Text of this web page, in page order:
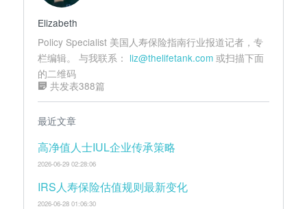
Elizabeth
Policy Specialist 美国人寿保险指南行业报道记者，专
栏编辑。 与我联系： liz@thelifetank.com 或扫描下面
的二维码
共发表388篇
最近文章
高净值人士IUL企业传承策略
2026-06-29 02:28:06
IRS人寿保险估值规则最新变化
2026-06-28 01:06:30